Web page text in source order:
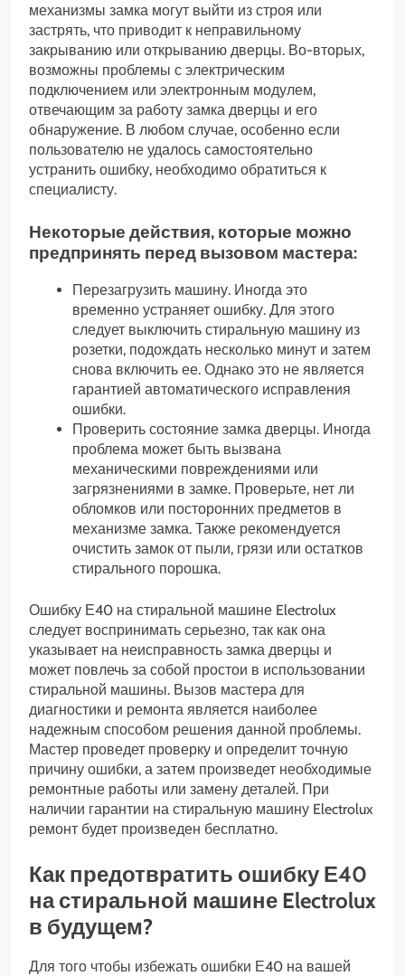
механизмы замка могут выйти из строя или
застрять, что приводит к неправильному
закрыванию или открыванию дверцы. Во-вторых,
возможны проблемы с электрическим
подключением или электронным модулем,
отвечающим за работу замка дверцы и его
обнаружение. В любом случае, особенно если
пользователю не удалось самостоятельно
устранить ошибку, необходимо обратиться к
специалисту.
Некоторые действия, которые можно
предпринять перед вызовом мастера:
Перезагрузить машину. Иногда это
временно устраняет ошибку. Для этого
следует выключить стиральную машину из
розетки, подождать несколько минут и затем
снова включить ее. Однако это не является
гарантией автоматического исправления
ошибки.
Проверить состояние замка дверцы. Иногда
проблема может быть вызвана
механическими повреждениями или
загрязнениями в замке. Проверьте, нет ли
обломков или посторонних предметов в
механизме замка. Также рекомендуется
очистить замок от пыли, грязи или остатков
стирального порошка.
Ошибку Е40 на стиральной машине Electrolux
следует воспринимать серьезно, так как она
указывает на неисправность замка дверцы и
может повлечь за собой простои в использовании
стиральной машины. Вызов мастера для
диагностики и ремонта является наиболее
надежным способом решения данной проблемы.
Мастер проведет проверку и определит точную
причину ошибки, а затем произведет необходимые
ремонтные работы или замену деталей. При
наличии гарантии на стиральную машину Electrolux
ремонт будет произведен бесплатно.
Как предотвратить ошибку Е40
на стиральной машине Electrolux
в будущем?
Для того чтобы избежать ошибки Е40 на вашей